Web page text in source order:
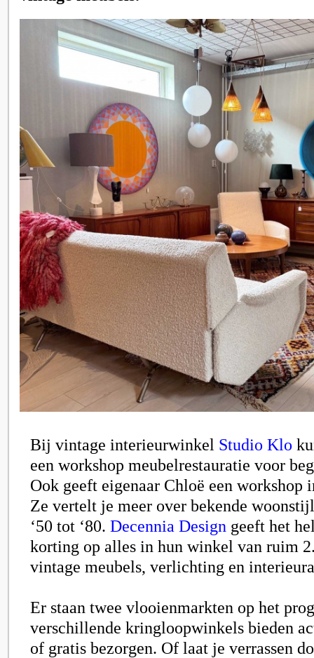
Bij vintage interieurwinkel Studio Klo
een workshop meubelrestauratie voor
Ook geeft eigenaar Chloë een workshop
Ze vertelt je meer over bekende
‘50 tot ‘80. Decennia Design geeft het
korting op alles in hun winkel van ruim
vintage meubels, verlichting en
Er staan twee vlooienmarkten op het
verschillende kringloopwinkels bieden
of gratis bezorgen. Of laat je verrassen